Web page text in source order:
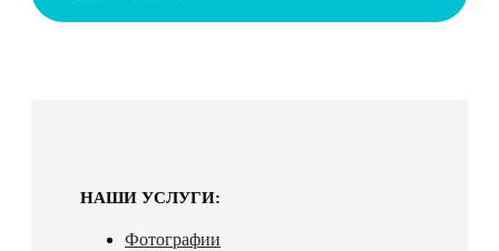
НАШИ УСЛУГИ:
Фотографии